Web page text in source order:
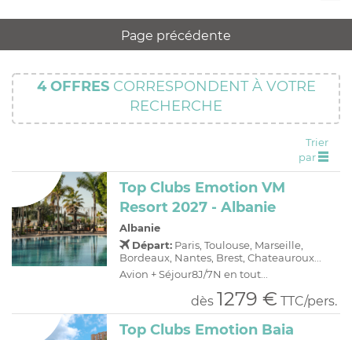
DESTINATIONS
AU DEPART DE CHEZ VOUS
SEJOURS
CIRCUITS
Page précédente
4 OFFRESCORRESPONDENT À VOTRE
RECHERCHE
Trier
par
Top Clubs Emotion VM
Resort 2027 - Albanie
Albanie
Départ: Paris, Toulouse, Marseille,
Bordeaux, Nantes, Brest, Chateauroux...
Avion + Séjour8J/7N en tout...
dès 1279 € TTC/pers.
Top Clubs Emotion Baia